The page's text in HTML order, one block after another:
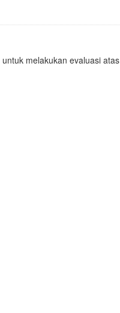
melakukan evaluasi atas